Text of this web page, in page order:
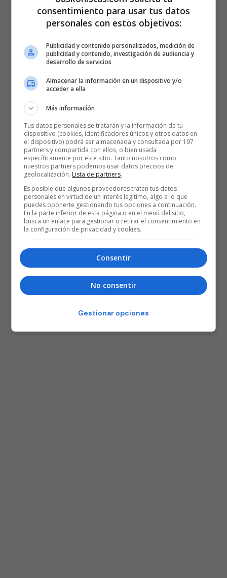
consentimiento para usar tus datos
personales con estos objetivos:
Publicidad y contenido personalizados, medición de
publicidad y contenido, investigación de audiencia y
desarrollo de servicios
Almacenar la información en un dispositivo y/o
acceder a ella
Más información
Tus datos personales se tratarán y la información de tu
dispositivo (cookies, identificadores únicos y otros datos en
el dispositivo) podrá ser almacenada y consultada por 197
partners y compartida con ellos, o bien usada
específicamente por este sitio. Tanto nosotros como
nuestros partners podemos usar datos precisos de
geolocalización. Lista de partners.
Es posible que algunos proveedores traten tus datos
personales en virtud de un interés legítimo, algo a lo que
puedes oponerte gestionando tus opciones a continuación.
En la parte inferior de esta página o en el menú del sitio,
busca un enlace para gestionar o retirar el consentimiento en
la configuración de privacidad y cookies.
Consentir
No consentir
Gestionar opciones